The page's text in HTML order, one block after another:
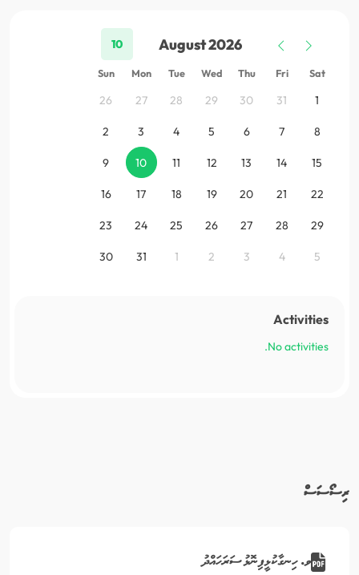
10 August 2026
Sun Mon Tue Wed Thu Fri Sat
26 27 28 29 30 31 1
2 3 4 5 6 7 8
9 10 11 12 13 14 15
16 17 18 19 20 21 22
23 24 25 26 27 28 29
30 31 1 2 3 4 5
Activities
No activities.
ރިސޯސަސް
ވ. ހިނގާކުޅީފިނޮޅު ސަރަހައްދު